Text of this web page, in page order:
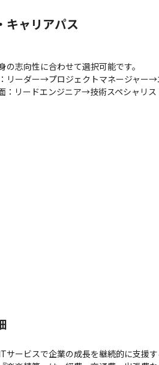
キャリアパス
の志向性に合わせて選択可能です。
リーダー→プロジェクトマネージャー
：リードエンジニア→技術スペシャリス
サービスで企業の成長を継続的に支援